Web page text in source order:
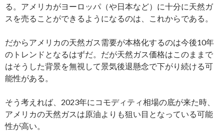
る。アメリカがヨーロッパ（や日本など）に十分に天然ガ
スを売ることができるようになるのは、これからである。
だからアメリカの天然ガス需要が本格化するのは今後10年
のトレンドとなるはずだ。だが天然ガス価格はこのままで
はそうした背景を無視して景気後退懸念で下がり続ける可
能性がある。
そう考えれば、2023年にコモディティ相場の底が来た時、
アメリカの天然ガスは原油よりも狙い目となっている可能
性が高い。